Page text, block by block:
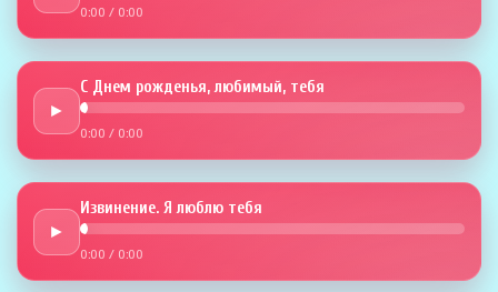
0:00 / 0:00
►
С Днем рожденья, любимый, тебя
0:00 / 0:00
►
Извинение. Я люблю тебя
0:00 / 0:00